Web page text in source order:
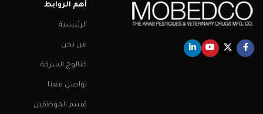
أهم الروابط
الرئيسية
من نحن
كتالوج الشركة
تواصل معنا
قسم الموظفين